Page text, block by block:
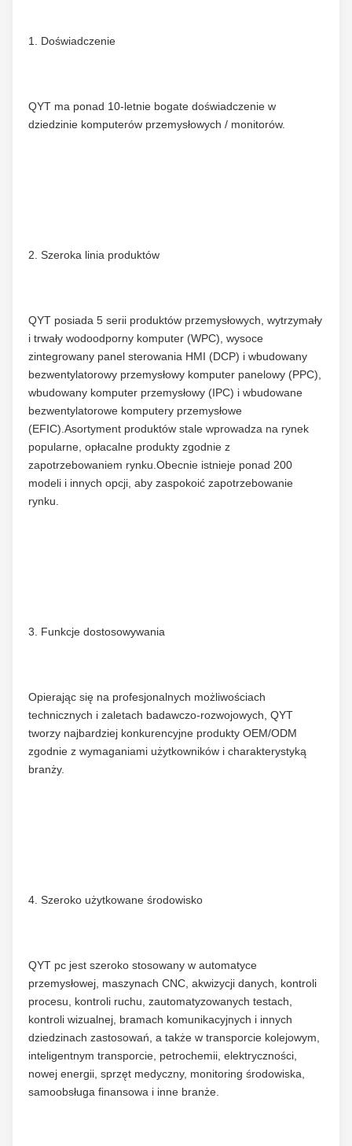
1. Doświadczenie
QYT ma ponad 10-letnie bogate doświadczenie w
dziedzinie komputerów przemysłowych / monitorów.
2. Szeroka linia produktów
QYT posiada 5 serii produktów przemysłowych, wytrzymały
i trwały wodoodporny komputer (WPC), wysoce
zintegrowany panel sterowania HMI (DCP) i wbudowany
bezwentylatorowy przemysłowy komputer panelowy (PPC),
wbudowany komputer przemysłowy (IPC) i wbudowane
bezwentylatorowe komputery przemysłowe
(EFIC).Asortyment produktów stale wprowadza na rynek
popularne, opłacalne produkty zgodnie z
zapotrzebowaniem rynku.Obecnie istnieje ponad 200
modeli i innych opcji, aby zaspokoić zapotrzebowanie
rynku.
3. Funkcje dostosowywania
Opierając się na profesjonalnych możliwościach
technicznych i zaletach badawczo-rozwojowych, QYT
tworzy najbardziej konkurencyjne produkty OEM/ODM
zgodnie z wymaganiami użytkowników i charakterystyką
branży.
4. Szeroko użytkowane środowisko
QYT pc jest szeroko stosowany w automatyce
przemysłowej, maszynach CNC, akwizycji danych, kontroli
procesu, kontroli ruchu, zautomatyzowanych testach,
kontroli wizualnej, bramach komunikacyjnych i innych
dziedzinach zastosowań, a także w transporcie kolejowym,
inteligentnym transporcie, petrochemii, elektryczności,
nowej energii, sprzęt medyczny, monitoring środowiska,
samoobsługa finansowa i inne branże.